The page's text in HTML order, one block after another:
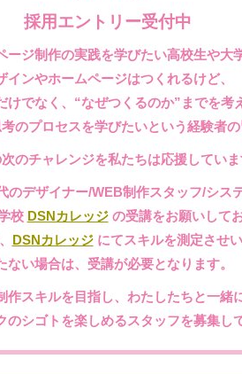
採用エントリー受付中
ージ制作の実践を学びたい高校生や大
インやホームページはつくれるけど、
けでなく、“なぜつくるのか”までを考
のプロセスを学びたいという経験者の
のチャレンジを私たちは応援していま
のデザイナー/WEB制作スタッフ/シス
校 DSNカレッジの受講をお願いしてお
DSNカレッジにてスキルを測定させい
ない場合は、受講が必要となります。
作スキルを目指し、わたしたちと一緒
のシゴトを楽しめるスタッフを募集し